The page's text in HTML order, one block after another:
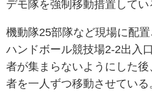
デモ隊を強制移動措置してい
機動隊25部隊など現場に配
ハンドボール競技場2-2出入
者が集まらないようにした
者を一人ずつ移動させている